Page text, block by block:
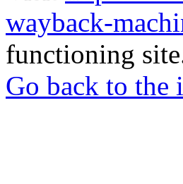
wayback-
functioning
Go back to the